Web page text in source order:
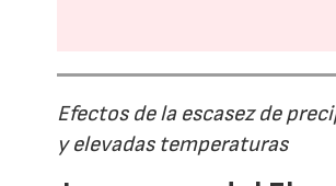
Efectos de la escasez de
y elevadas temperaturas